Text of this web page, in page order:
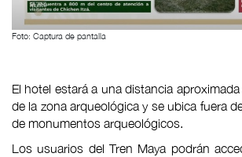
Foto: Captura de pantalla
El hotel estará a una distancia
de la zona arqueológica y se ubica fuera
de monumentos arqueológicos.
Los usuarios del Tren Maya podrán